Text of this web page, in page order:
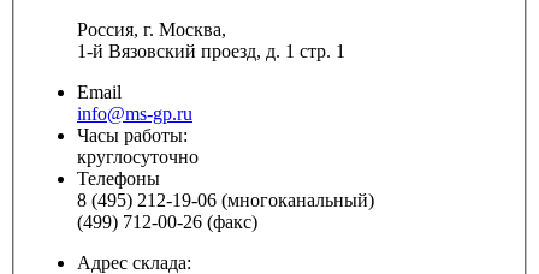
Россия, г. Москва,
1-й Вязовский проезд, д. 1 стр. 1
Email
info@ms-gp.ru
Часы работы:
круглосуточно
Телефоны
8 (495) 212-19-06 (многоканальный)
(499) 712-00-26 (факс)
Адрес склада: